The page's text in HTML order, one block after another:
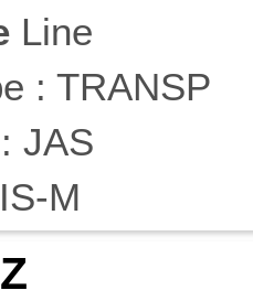
Line
: TRANSP
JAS
M